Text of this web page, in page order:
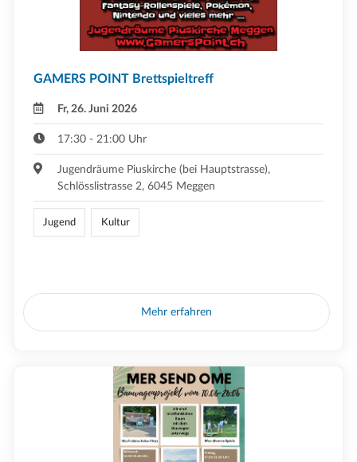
GAMERS POINT Brettspieltreff
Fr, 26. Juni 2026
17:30 - 21:00 Uhr
Jugendräume Piuskirche (bei Hauptstrasse),
Schlösslistrasse 2, 6045 Meggen
Jugend Kultur
Mehr erfahren